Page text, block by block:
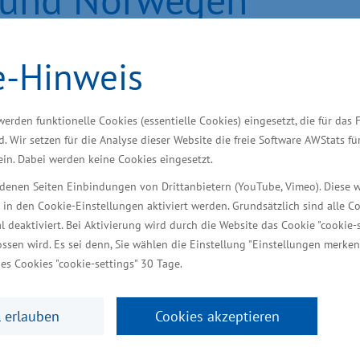
Hinweis
funktionelle Cookies (essentielle Cookies) eingesetzt, die für das
Wir setzen für die Analyse dieser Website die freie Software AWStats
Dabei werden keine Cookies eingesetzt.
Seiten Einbindungen von Drittanbietern (YouTube, Vimeo). Diese
in den Cookie-Einstellungen aktiviert werden. Grundsätzlich sind alle
Bei Aktivierung wird durch die Website das Cookie "cookie-
wird. Es sei denn, Sie wählen die Einstellung "Einstellungen
Cookies "cookie-settings" 30 Tage.
erlauben Cookies akzeptieren
und Impulse für MV
wird vom 16.10. bis 20.10.2023 eine
aus Mecklenburg-Vorpommern.
im Bereich der erneuerbaren
die Zusammenarbeit zwischen Mecklenburg-
weiter auszubauen“, sagte der Wirtschafts-
zehn Unternehmen und Projekte mit
Energien und Nachhaltigkeit tätig sind. Dabei